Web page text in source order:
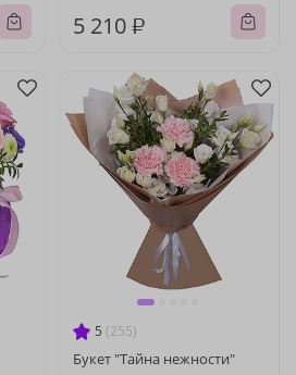
5 210 ₽
5 (255)
Букет "Тайна нежности"